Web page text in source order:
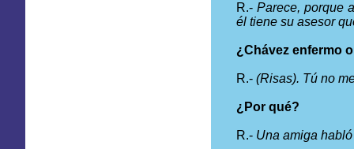
R.- Parece, porque
él tiene su asesor
¿Chávez enfermo
R.- (Risas). Tú no
¿Por qué?
R.- Una amiga